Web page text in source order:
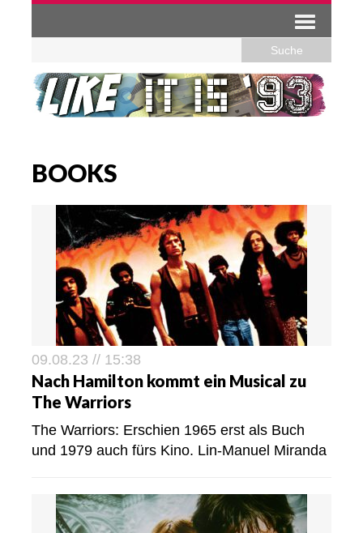
BOOKS
09.08.23 // 15:38
Nach Hamilton kommt ein Musical zu
The Warriors
The Warriors: Erschien 1965 erst als Buch
und 1979 auch fürs Kino. Lin-Manuel Miranda